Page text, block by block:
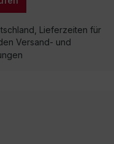
Lieferzeiten für
Versand- und